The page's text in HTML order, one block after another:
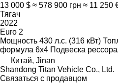
13 000 $ ≈ 578 900 грн ≈ 11 250
Тягач
2022
Euro 2
Мощность 430 л.с. (316 кВт)
формула 6x4 Подвеска
Китай, Jinan
Shandong Titan Vehicle Co., Ltd.
Связаться с продавцом